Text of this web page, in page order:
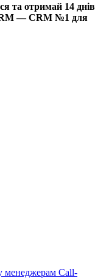
та отримай 14 днів
— CRM №1 для
менеджерам Call-